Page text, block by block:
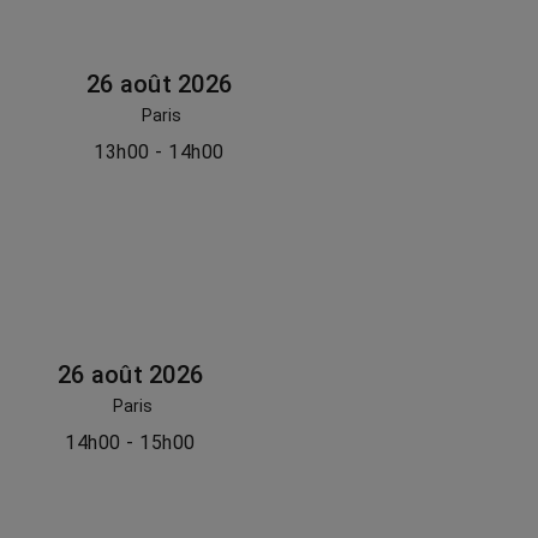
26 août 2026
Paris
13h00 - 14h00
26 août 2026
Paris
14h00 - 15h00